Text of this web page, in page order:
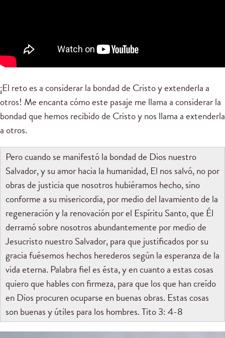
¡El reto es a considerar la bondad de Cristo y extenderla a
otros! Me encanta cómo este pasaje me llama a considerar la
bondad que hemos recibido de Cristo y nos llama a extenderla
a otros.
Pero cuando se manifestó la bondad de Dios nuestro
Salvador, y su amor hacia la humanidad, El nos salvó, no por
obras de justicia que nosotros hubiéramos hecho, sino
conforme a su misericordia, por medio del lavamiento de la
regeneración y la renovación por el Espíritu Santo, que Él
derramó sobre nosotros abundantemente por medio de
Jesucristo nuestro Salvador, para que justificados por su
gracia fuésemos hechos herederos según la esperanza de la
vida eterna. Palabra fiel es ésta, y en cuanto a estas cosas
quiero que hables con firmeza, para que los que han creído
en Dios procuren ocuparse en buenas obras. Estas cosas
son buenas y útiles para los hombres. Tito 3: 4-8